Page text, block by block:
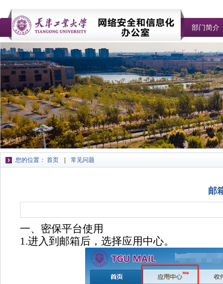
部门简介
您的位置： 首页 常见问题
邮
一、密保平台使用
1.进入到邮箱后，选择应用中心。